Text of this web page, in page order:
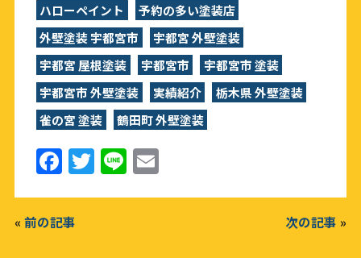
ハローペイント
予約の多い塗装店
外壁塗装 宇都宮市
宇都宮 外壁塗装
宇都宮 屋根塗装
宇都宮市
宇都宮市 塗装
宇都宮市 外壁塗装
実績紹介
栃木県 外壁塗装
雀の宮 塗装
鶴田町 外壁塗装
F
a
c
e
T
w
Li
n
E
« 前の記事 次の記事 »